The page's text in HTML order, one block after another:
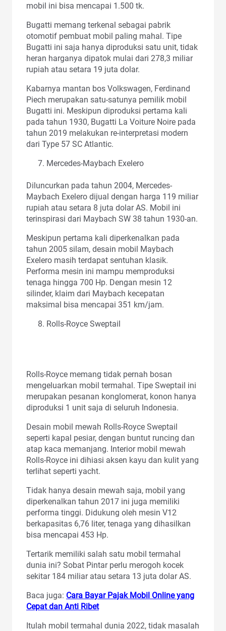
mobil ini bisa mencapai 1.500 tk.
Bugatti memang terkenal sebagai pabrik
otomotif pembuat mobil paling mahal. Tipe
Bugatti ini saja hanya diproduksi satu unit, tidak
heran harganya dipatok mulai dari 278,3 miliar
rupiah atau setara 19 juta dolar.
Kabarnya mantan bos Volkswagen, Ferdinand
Piech merupakan satu-satunya pemilik mobil
Bugatti ini. Meskipun diproduksi pertama kali
pada tahun 1930, Bugatti La Voiture Noire pada
tahun 2019 melakukan re-interpretasi modern
dari Type 57 SC Atlantic.
Mercedes-Maybach Exelero
Diluncurkan pada tahun 2004, Mercedes-
Maybach Exelero dijual dengan harga 119 miliar
rupiah atau setara 8 juta dolar AS. Mobil ini
terinspirasi dari Maybach SW 38 tahun 1930-an.
Meskipun pertama kali diperkenalkan pada
tahun 2005 silam, desain mobil Maybach
Exelero masih terdapat sentuhan klasik.
Performa mesin ini mampu memproduksi
tenaga hingga 700 Hp. Dengan mesin 12
silinder, klaim dari Maybach kecepatan
maksimal bisa mencapai 351 km/jam.
Rolls-Royce Sweptail
Rolls-Royce memang tidak pernah bosan
mengeluarkan mobil termahal. Tipe Sweptail ini
merupakan pesanan konglomerat, konon hanya
diproduksi 1 unit saja di seluruh Indonesia.
Desain mobil mewah Rolls-Royce Sweptail
seperti kapal pesiar, dengan buntut runcing dan
atap kaca memanjang. Interior mobil mewah
Rolls-Royce ini dihiasi aksen kayu dan kulit yang
terlihat seperti yacht.
Tidak hanya desain mewah saja, mobil yang
diperkenalkan tahun 2017 ini juga memiliki
performa tinggi. Didukung oleh mesin V12
berkapasitas 6,76 liter, tenaga yang dihasilkan
bisa mencapai 453 Hp.
Tertarik memiliki salah satu mobil termahal
dunia ini? Sobat Pintar perlu merogoh kocek
sekitar 184 miliar atau setara 13 juta dolar AS.
Baca juga: Cara Bayar Pajak Mobil Online yang
Cepat dan Anti Ribet
Itulah mobil termahal dunia 2022, tidak masalah